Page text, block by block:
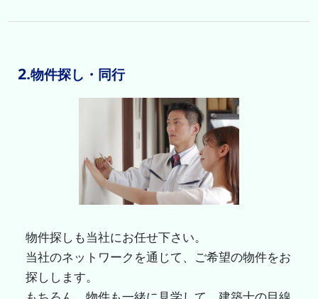
2.物件探し・同行
物件探しも当社にお任せ下さい。
当社のネットワークを通じて、ご希望の物件をお
探しします。